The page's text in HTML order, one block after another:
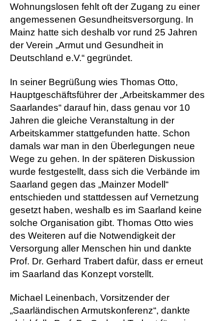
Wohnungslosen fehlt oft der Zugang zu einer
angemessenen Gesundheitsversorgung. In
Mainz hatte sich deshalb vor rund 25 Jahren
der Verein „Armut und Gesundheit in
Deutschland e.V.“ gegründet.
In seiner Begrüßung wies Thomas Otto,
Hauptgeschäftsführer der „Arbeitskammer des
Saarlandes“ darauf hin, dass genau vor 10
Jahren die gleiche Veranstaltung in der
Arbeitskammer stattgefunden hatte. Schon
damals war man in den Überlegungen neue
Wege zu gehen. In der späteren Diskussion
wurde festgestellt, dass sich die Verbände im
Saarland gegen das „Mainzer Modell“
entschieden und stattdessen auf Vernetzung
gesetzt haben, weshalb es im Saarland keine
solche Organisation gibt. Thomas Otto wies
des Weiteren auf die Notwendigkeit der
Versorgung aller Menschen hin und dankte
Prof. Dr. Gerhard Trabert dafür, dass er erneut
im Saarland das Konzept vorstellt.
Michael Leinenbach, Vorsitzender der
„Saarländischen Armutskonferenz“, dankte